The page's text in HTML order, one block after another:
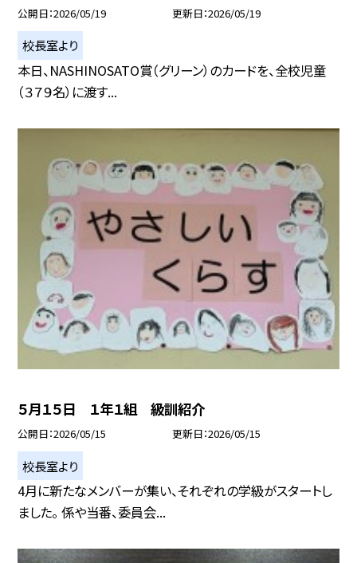
公開日 2026/05/19 更新日 2026/05/19
校長室より
本日、NASHINOSATO賞（グリーン）のカードを、全校児童
（３７９名）に渡す...
５月１５日 １年１組 級訓紹介
公開日 2026/05/15 更新日 2026/05/15
校長室より
4月に新たなメンバーが集い、それぞれの学級がスタートし
ました。 係や当番、委員会...